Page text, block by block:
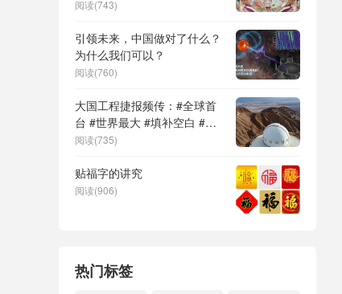
阅读(743)
引领未来，中国做对了什么？
为什么我们可以？
阅读(760)
大国工程捷报频传：#全球首
台 #世界最大 #填补空白 #突
破关键节点
阅读(735)
贴福字的讲究
阅读(906)
热门标签